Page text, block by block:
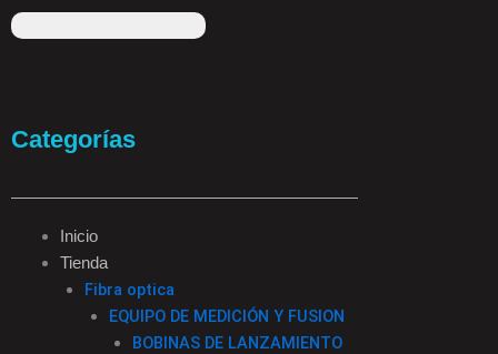
a
e
b
n
a o
e
Categorías
Inicio
Tienda
Fibra optica
EQUIPO DE MEDICIÓN Y FUSION
BOBINAS DE LANZAMIENTO